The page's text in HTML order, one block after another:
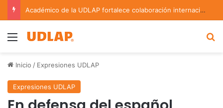
Académico de la UDLAP fortalece colaboración internacional con estancia de investigación en Argentina
Menu
Inicio / Expresiones UDLAP
Expresiones UDLAP